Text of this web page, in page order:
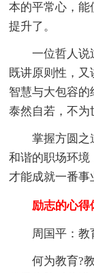
本的平常心，能
提升了。
一位哲人说过
既讲原则性，
智慧与大包容
泰然自若，不为
掌握方圆之道
和谐的职场环
才能成就一番事
励志的心得
周国平：教
何为教育?教